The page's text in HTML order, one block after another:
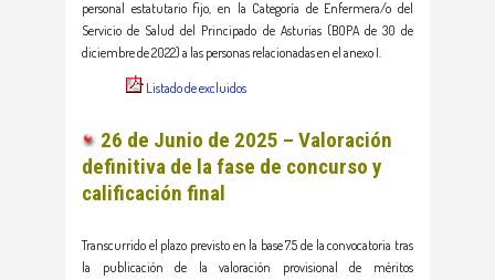
personal estatutario fijo, en la Categoría de Enfermera/o del
Servicio de Salud del Principado de Asturias (BOPA de 30 de
diciembre de 2022) a las personas relacionadas en el anexo I.
Listado de excluidos
26 de Junio de 2025 – Valoración
definitiva de la fase de concurso y
calificación final
Transcurrido el plazo previsto en la base 7.5 de la convocatoria tras
la publicación de la valoración provisional de méritos